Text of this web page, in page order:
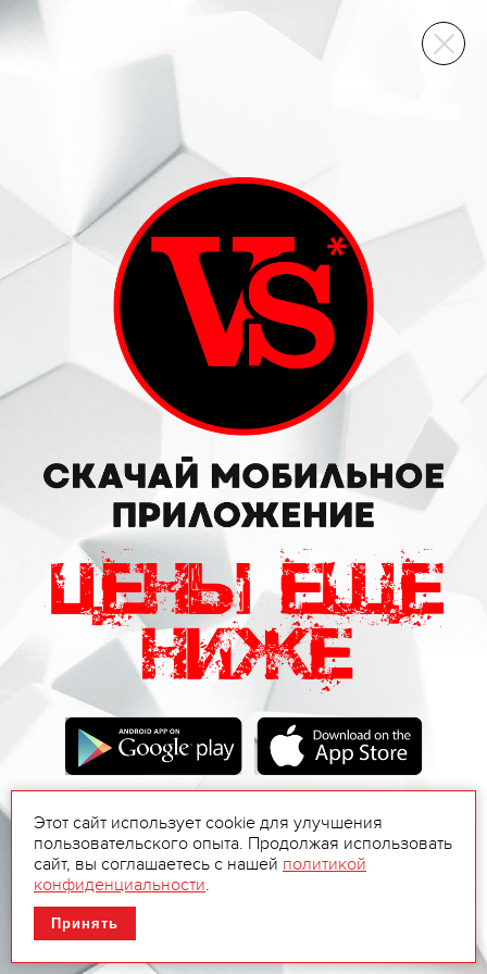
ВИННЫЙ СКЛАД
Этот сайт использует cookie для улучшения
пользовательского опыта. Продолжая использовать
сайт, вы соглашаетесь с нашей политикой
конфиденциальности.
Принять